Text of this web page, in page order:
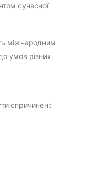
сучасної
міжнародним
умов різних
спричинені: